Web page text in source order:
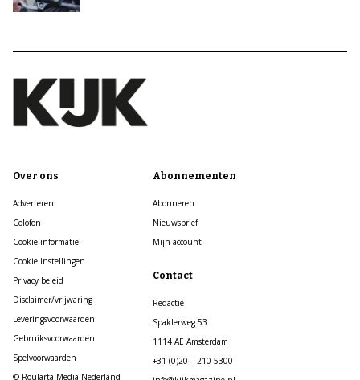
Over ons
Adverteren
Colofon
Cookie informatie
Cookie Instellingen
Privacy beleid
Disclaimer/vrijwaring
Leveringsvoorwaarden
Gebruiksvoorwaarden
Spelvoorwaarden
© Roularta Media Nederland
Abonnementen
Abonneren
Nieuwsbrief
Mijn account
Contact
Redactie
Spaklerweg 53
1114 AE Amsterdam
+31 (0)20 – 210 5300